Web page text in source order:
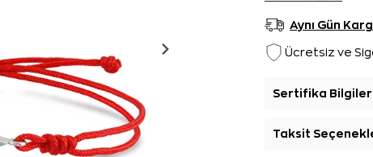
Aynı Gün
Ücretsiz ve
Sertifika
Taksit